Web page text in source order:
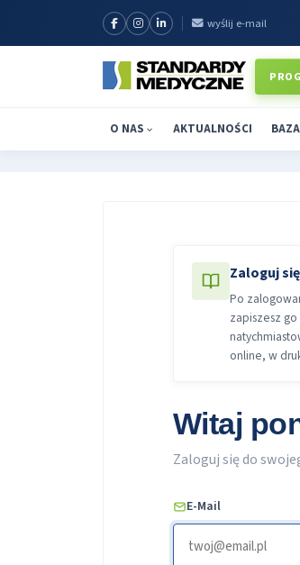
wyślij e-mail
O NAS AKTUALNOŚCI
Zaloguj
Po
zapiszesz
online, w
Witaj
Zaloguj się do
E-Mail